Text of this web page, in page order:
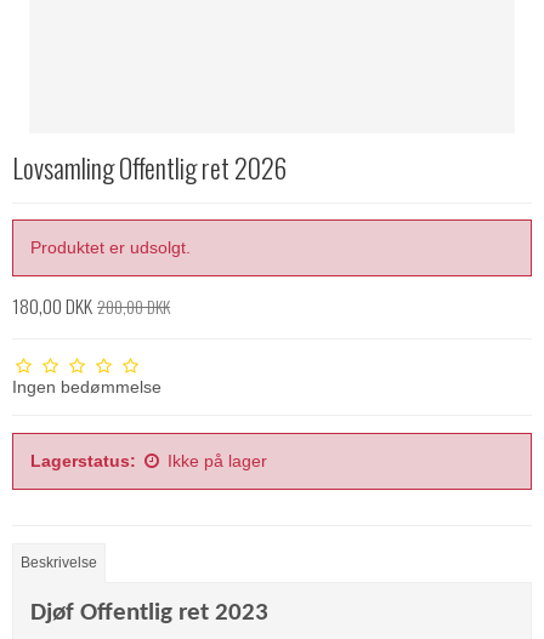
Lovsamling Offentlig ret 2026
Produktet er udsolgt.
180,00 DKK200,00 DKK
Ingen bedømmelse
Lagerstatus: Ikke på lager
Beskrivelse
Djøf Offentlig ret 2023